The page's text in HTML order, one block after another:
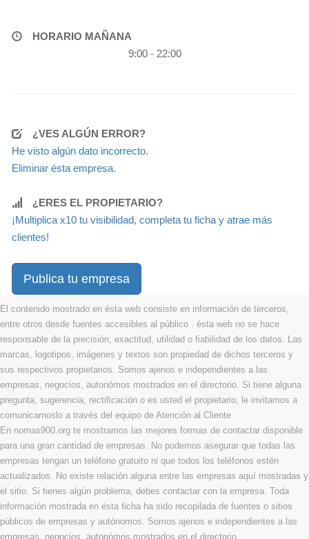
HORARIO MAÑANA
9:00 - 22:00
¿VES ALGÚN ERROR?
He visto algún dato incorrecto.
Eliminar ésta empresa.
¿ERES EL PROPIETARIO?
¡Multiplica x10 tu visibilidad, completa tu ficha y atrae más
clientes!
Publica tu empresa
El contenido mostrado en ésta web consiste en información de terceros,
entre otros desde fuentes accesibles al público . ésta web no se hace
responsable de la precisión, exactitud, utilidad o fiabilidad de los datos. Las
marcas, logotipos, imágenes y textos son propiedad de dichos terceros y
sus respectivos propietarios. Somos ajenos e independientes a las
empresas, negocios, autonómos mostrados en el directorio. Si tiene alguna
pregunta, sugerencia, rectificación o es usted el propietario, le invitamos a
comunicarnoslo a través del equipo de Atención al Cliente
En nomas900.org te mostramos las mejores formas de contactar disponible
para una gran cantidad de empresas. No podemos asegurar que todas las
empresas tengan un teléfono gratuito ni que todos los teléfonos estén
actualizados. No existe relación alguna entre las empresas aquí mostradas y
el sitio. Si tienes algún problema, debes contactar con la empresa. Toda
información mostrada en ésta ficha ha sido recopilada de fuentes o sitios
públicos de empresas y autónomos. Somos ajenos e independientes a las
empresas, negocios, autonómos mostrados en el directorio.